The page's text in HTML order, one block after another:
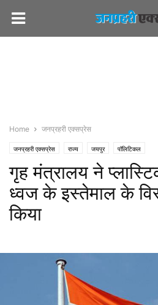
Home जनप्रहरी एक्सप्रेस
जनप्रहरी एक्सप्रेस राज्य जयपुर पॉलिटिकल
गृह मंत्रालय ने
ध्वज के इस्तेमाल के
किया